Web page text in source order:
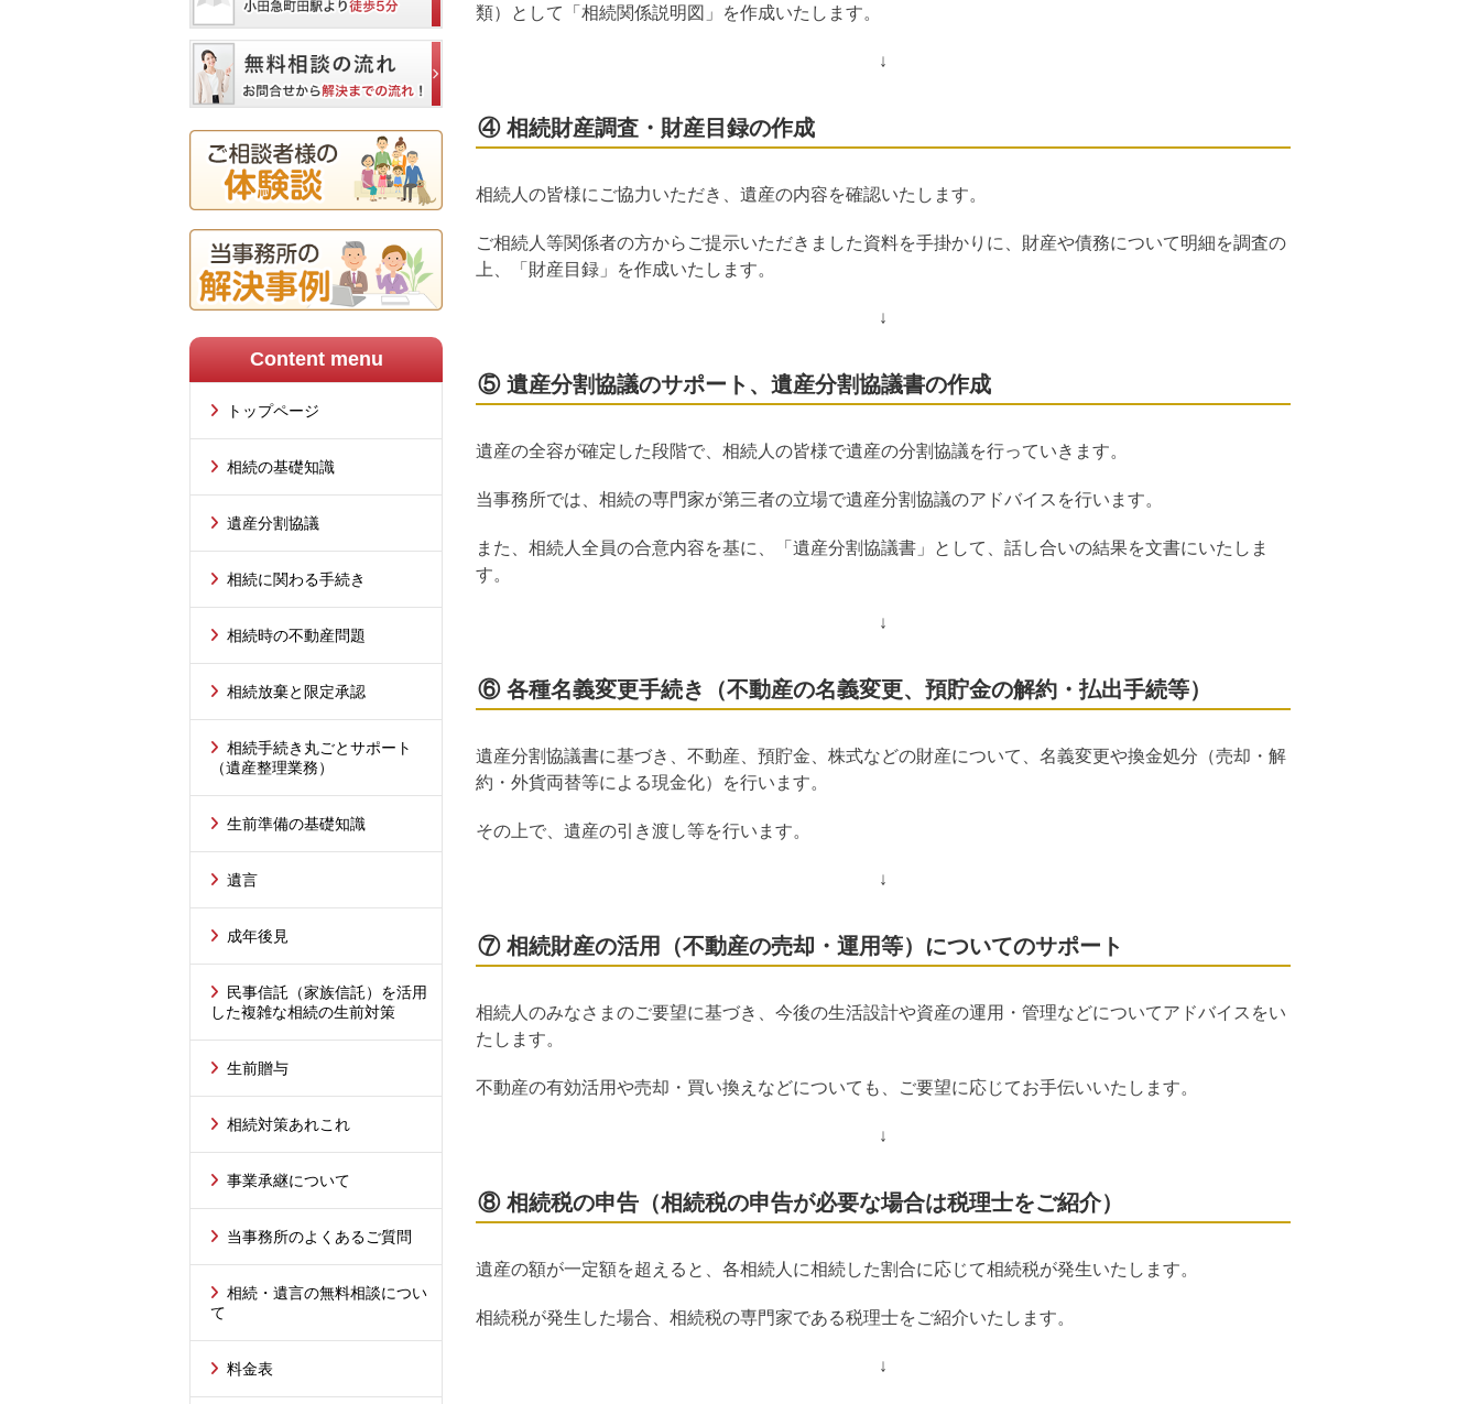
Content menu
トップページ
相続の基礎知識
遺産分割協議
相続に関わる手続き
相続時の不動産問題
相続放棄と限定承認
相続手続き丸ごとサポート
（遺産整理業務）
生前準備の基礎知識
遺言
成年後見
民事信託（家族信託）を活用
した複雑な相続の生前対策
生前贈与
相続対策あれこれ
事業承継について
当事務所のよくあるご質問
相続・遺言の無料相談につい
て
料金表
類）として「相続関係説明図」を作成いたします。
↓
④ 相続財産調査・財産目録の作成
相続人の皆様にご協力いただき、遺産の内容を確認いたします。
ご相続人等関係者の方からご提示いただきました資料を手掛かりに、財産や債務について明細を調査の
上、「財産目録」を作成いたします。
↓
⑤ 遺産分割協議のサポート、遺産分割協議書の作成
遺産の全容が確定した段階で、相続人の皆様で遺産の分割協議を行っていきます。
当事務所では、相続の専門家が第三者の立場で遺産分割協議のアドバイスを行います。
また、相続人全員の合意内容を基に、「遺産分割協議書」として、話し合いの結果を文書にいたしま
す。
↓
⑥ 各種名義変更手続き（不動産の名義変更、預貯金の解約・払出手続等）
遺産分割協議書に基づき、不動産、預貯金、株式などの財産について、名義変更や換金処分（売却・解
約・外貨両替等による現金化）を行います。
その上で、遺産の引き渡し等を行います。
↓
⑦ 相続財産の活用（不動産の売却・運用等）についてのサポート
相続人のみなさまのご要望に基づき、今後の生活設計や資産の運用・管理などについてアドバイスをい
たします。
不動産の有効活用や売却・買い換えなどについても、ご要望に応じてお手伝いいたします。
↓
⑧ 相続税の申告（相続税の申告が必要な場合は税理士をご紹介）
遺産の額が一定額を超えると、各相続人に相続した割合に応じて相続税が発生いたします。
相続税が発生した場合、相続税の専門家である税理士をご紹介いたします。
↓